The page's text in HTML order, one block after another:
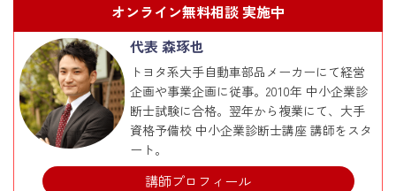
オンライン無料相談 実施中
代表 森琢也
トヨタ系大手自動車部品メーカーにて経営
企画や事業企画に従事。2010年 中小企業診
断士試験に合格。翌年から複業にて、大手
資格予備校 中小企業診断士講座 講師をスタ
ート。
講師プロフィール